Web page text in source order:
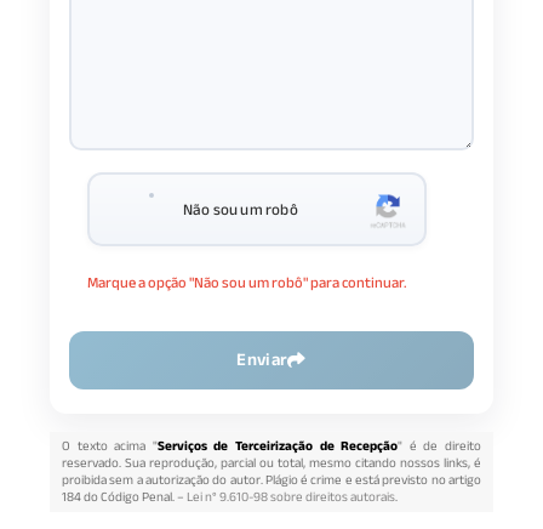
Não sou um robô
Marque a opção "Não sou um robô" para continuar.
Enviar
O texto acima "Serviços de Terceirização de Recepção" é de direito
reservado. Sua reprodução, parcial ou total, mesmo citando nossos links, é
proibida sem a autorização do autor. Plágio é crime e está previsto no artigo
184 do Código Penal. –Lei n° 9.610-98 sobre direitos autorais.